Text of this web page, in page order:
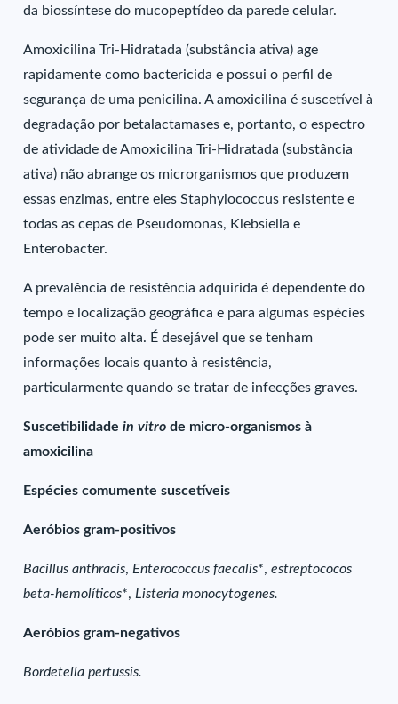
da biossíntese do mucopeptídeo da parede celular.
Amoxicilina Tri-Hidratada (substância ativa) age
rapidamente como bactericida e possui o perfil de
segurança de uma penicilina. A amoxicilina é suscetível à
degradação por betalactamases e, portanto, o espectro
de atividade de Amoxicilina Tri-Hidratada (substância
ativa) não abrange os microrganismos que produzem
essas enzimas, entre eles Staphylococcus resistente e
todas as cepas de Pseudomonas, Klebsiella e
Enterobacter.
A prevalência de resistência adquirida é dependente do
tempo e localização geográfica e para algumas espécies
pode ser muito alta. É desejável que se tenham
informações locais quanto à resistência,
particularmente quando se tratar de infecções graves.
Suscetibilidadein vitro de micro-organismos à
amoxicilina
Espécies comumente suscetíveis
Aeróbios gram-positivos
Bacillus anthracis, Enterococcus faecalis*,estreptococos
beta-hemolíticos*, Listeria monocytogenes.
Aeróbios gram-negativos
Bordetella pertussis.